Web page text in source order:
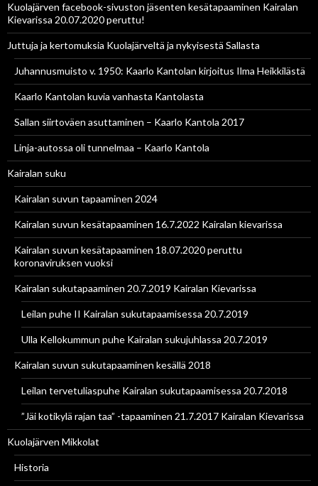
Kuolajärven facebook-sivuston jäsenten kesätapaaminen Kairalan
Kievarissa 20.07.2020 peruttu!
Juttuja ja kertomuksia Kuolajärveltä ja nykyisestä Sallasta
Juhannusmuisto v. 1950: Kaarlo Kantolan kirjoitus Ilma Heikkilästä
Kaarlo Kantolan kuvia vanhasta Kantolasta
Sallan siirtoväen asuttaminen – Kaarlo Kantola 2017
Linja-autossa oli tunnelmaa – Kaarlo Kantola
Kairalan suku
Kairalan suvun tapaaminen 2024
Kairalan suvun kesätapaaminen 16.7.2022 Kairalan kievarissa
Kairalan suvun kesätapaaminen 18.07.2020 peruttu
koronaviruksen vuoksi
Kairalan sukutapaaminen 20.7.2019 Kairalan Kievarissa
Leilan puhe II Kairalan sukutapaamisessa 20.7.2019
Ulla Kellokummun puhe Kairalan sukujuhlassa 20.7.2019
Kairalan suvun sukutapaaminen kesällä 2018
Leilan tervetuliaspuhe Kairalan sukutapaamisessa 20.7.2018
”Jäi kotikylä rajan taa” -tapaaminen 21.7.2017 Kairalan Kievarissa
Kuolajärven Mikkolat
Historia